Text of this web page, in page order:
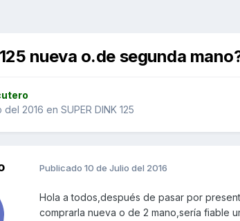
nueva o.de segunda
del 2016 en SUPER DINK 125
Publicado 10 de Julio del 2016
Hola a todos,después de pasar por
comprarla nueva o de 2 mano,sería fiable